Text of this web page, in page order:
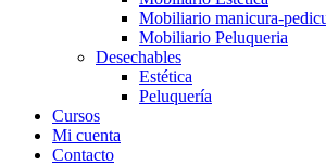
Mobiliario manicura-
Mobiliario Peluqueria
Desechables
Estética
Peluquería
Cursos
Mi cuenta
Contacto